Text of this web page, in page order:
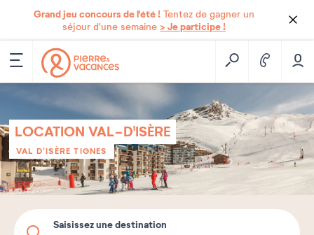
Grand jeu concours de l'été ! Tentez de gagner un
séjour d'une semaine > Je participe !
LOCATION VAL-D'ISÈRE
VAL D'ISÈRE TIGNES
Saisissez une destination